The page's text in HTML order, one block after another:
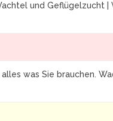
und Geflügelzucht |
was Sie brauchen.